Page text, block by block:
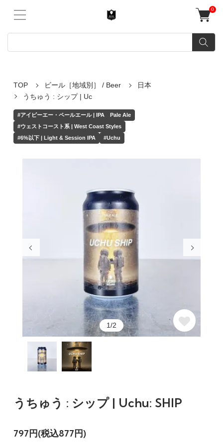
0
TOP ビール［地域別］ / Beer
日本
うちゅう : シップ | Uc
#アイピーエー・ペールエール | IPA Pale Ale
#ウェストコースト系 | West Coast Styles
#6%以下 | Light & Session IPA
#Uchu
1/2
うちゅう : シップ | Uchu: SHIP
797円(税込877円)